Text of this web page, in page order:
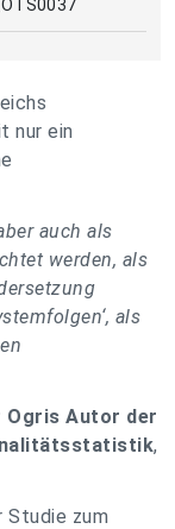
nur ein
auch als
werden, als
als
Ogris Autor der
,
Studie zum